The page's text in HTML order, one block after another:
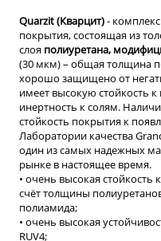
Quarzit (Кварцит)-
покрытия, состоящая из
слоя полиуретана,
(30 мкм) – общая толщина
хорошо защищено от
имеет высокую стойкость
инертность к солям.
стойкость покрытия к
Лаборатории качества
один из самых надежных
рынке в настоящее время.
• очень высокая
счёт толщины
полиамида;
• очень высокая
RUV4;